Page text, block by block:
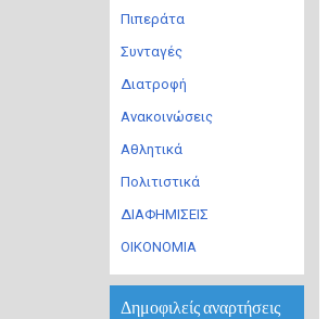
Πιπεράτα
Συνταγές
Διατροφή
Ανακοινώσεις
Αθλητικά
Πολιτιστικά
ΔΙΑΦΗΜΙΣΕΙΣ
ΟΙΚΟΝΟΜΙΑ
Δημοφιλείς αναρτήσεις